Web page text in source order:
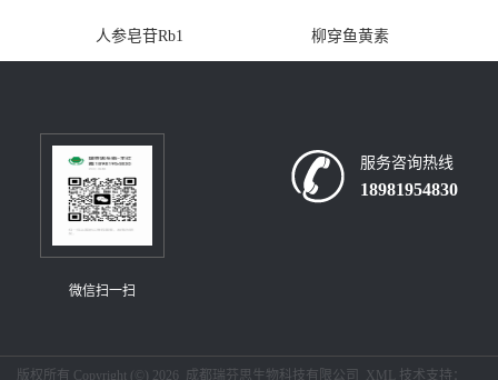
人参皂苷Rb1 柳穿鱼黄素
微信扫一扫
服务咨询热线
18981954830
版权所有 Copyright (©) 2026 成都瑞芬思生物科技有限公司 XML 技术支持：